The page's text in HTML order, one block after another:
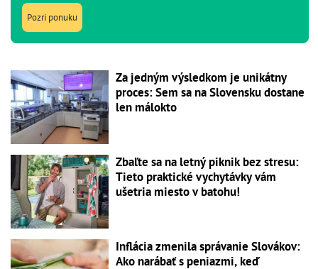
Pozri ponuku
Za jedným výsledkom je unikátny
proces: Sem sa na Slovensku dostane
len málokto
Zbaľte sa na letný piknik bez stresu:
Tieto praktické vychytávky vám
ušetria miesto v batohu!
Inflácia zmenila správanie Slovákov:
Ako narábať s peniazmi, keď